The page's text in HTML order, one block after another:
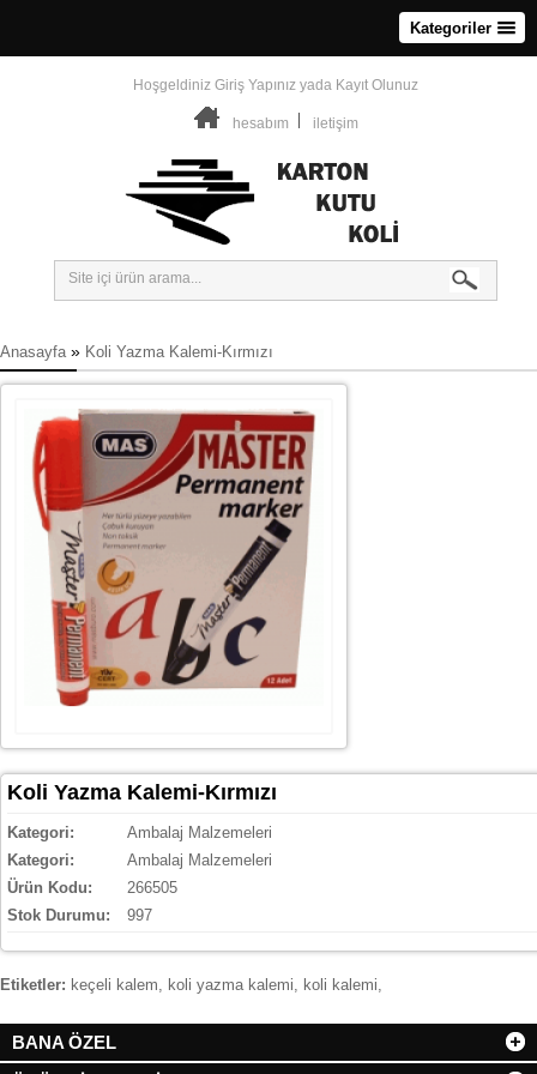
Kategoriler
Hoşgeldiniz Giriş Yapınız yada Kayıt Olunuz
hesabım iletişim
Anasayfa » Koli Yazma Kalemi-Kırmızı
Koli Yazma Kalemi-Kırmızı
Kategori:
Ambalaj Malzemeleri
Kategori:
Ambalaj Malzemeleri
Ürün Kodu:
266505
Stok Durumu:
997
Etiketler: keçeli kalem, koli yazma kalemi, koli kalemi,
BANA ÖZEL